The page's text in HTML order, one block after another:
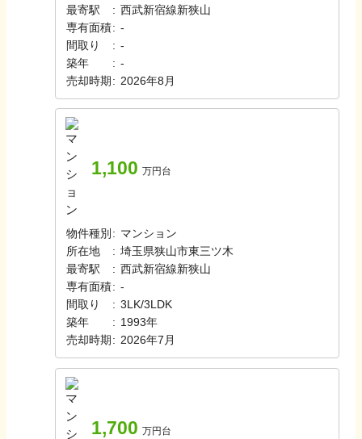
最寄駅
: 西武新宿線新狭山
専有面積: -
間取り
: -
築年
: -
売却時期 : 2026年8月
1,100 万円台
物件種別 : マンション
所在地
: 埼玉県狭山市東三ツ木
最寄駅
: 西武新宿線新狭山
専有面積: -
間取り
: 3LK/3LDK
築年
: 1993年
売却時期 : 2026年7月
1,700 万円台